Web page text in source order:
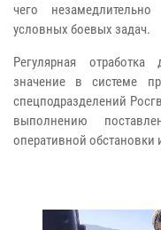
чего
условных боевых задач.
Регулярная
значение в системе
спецподразделений
выполнению
оперативной обстановки